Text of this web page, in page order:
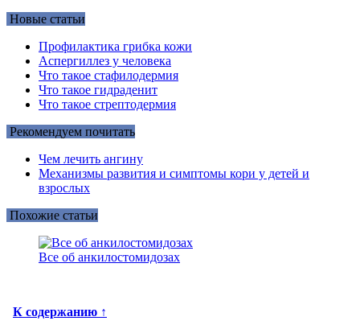
Новые статьи
Профилактика грибка кожи
Аспергиллез у человека
Что такое стафилодермия
Что такое гидраденит
Что такое стрептодермия
Рекомендуем почитать
Чем лечить ангину
Механизмы развития и симптомы кори у детей и
взрослых
Похожие статьи
Все об анкилостомидозах
К содержанию ↑